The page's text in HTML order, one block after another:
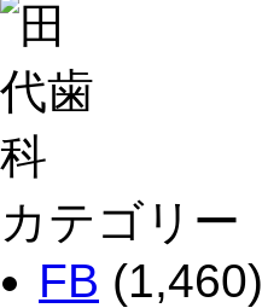
カテゴリー
FB (1,460)